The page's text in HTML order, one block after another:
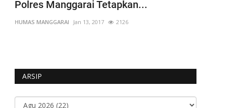
Polres Manggarai Tetapkan...
HUMAS MANGGARAI Jan 13, 2017 2126
ARSIP